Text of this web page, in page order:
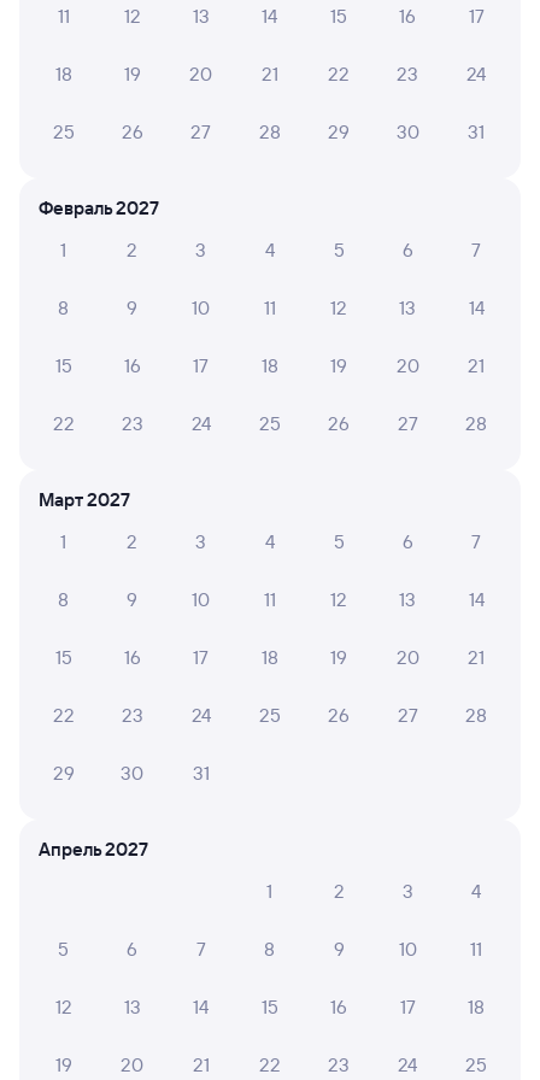
Железнодорожные билеты Мста
Мы используем cookies для более удобной работы
11 12 13 14 15 16 17
18 19 20 21 22 23 24
25 26 27 28 29 30 31
Февраль 2027
1
2 3 4 5 6 7
8 9 10 11 12 13 14
15 16 17 18 19 20 21
22 23 24 25 26 27 28
Март 2027
1
2 3 4 5 6 7
8 9 10 11 12 13 14
15 16 17 18 19 20 21
22 23 24 25 26 27 28
29 30 31
Апрель 2027
1
2 3 4
5 6 7 8 9 10 11
12 13 14 15 16 17 18
19 20 21 22 23 24 25